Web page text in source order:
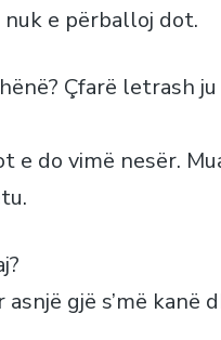
e përballoj dot.
Çfarë letrash
e do vimë nesër.
gjë s’më kanë